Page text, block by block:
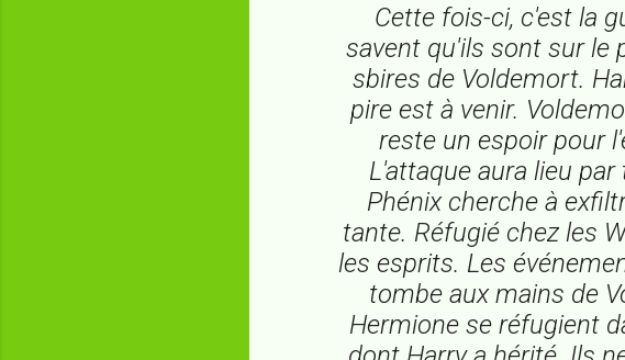
Cette fois-ci, c'est la
savent qu'ils sont sur le
sbires de Voldemort.
pire est à venir.
reste un espoir pour
L'attaque aura lieu
Phénix cherche à
tante. Réfugié chez les
les esprits. Les
tombe aux mains de
Hermione se réfugient